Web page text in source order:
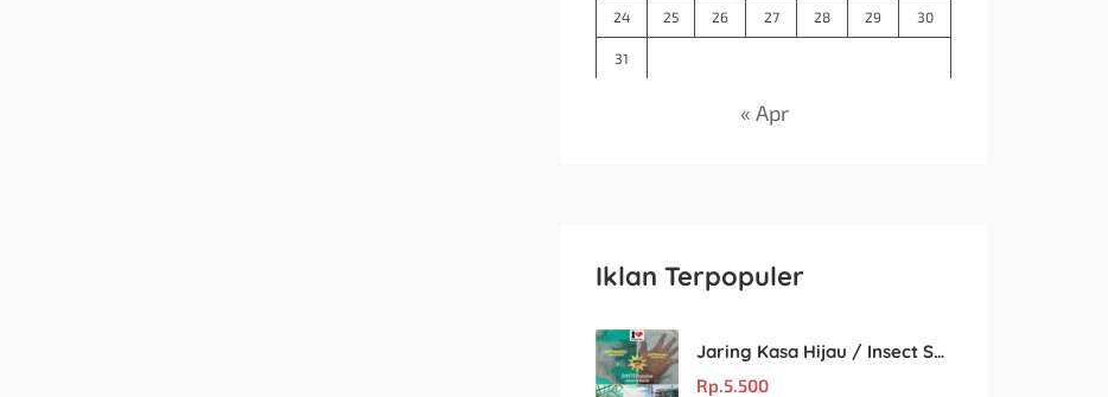
24 25 26 27 28 29 30
31
« Apr
Iklan Terpopuler
Jaring Kasa Hijau / Insect Screen Net – Kualitas Terjamin & Harga Eceran Terjangkau
Rp.5.500